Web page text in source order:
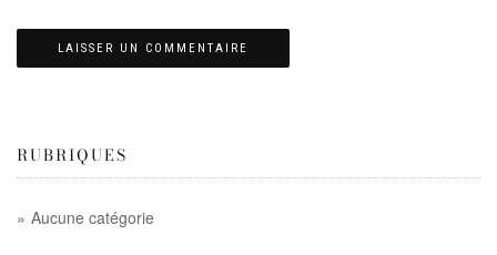
RUBRIQUES
Aucune catégorie